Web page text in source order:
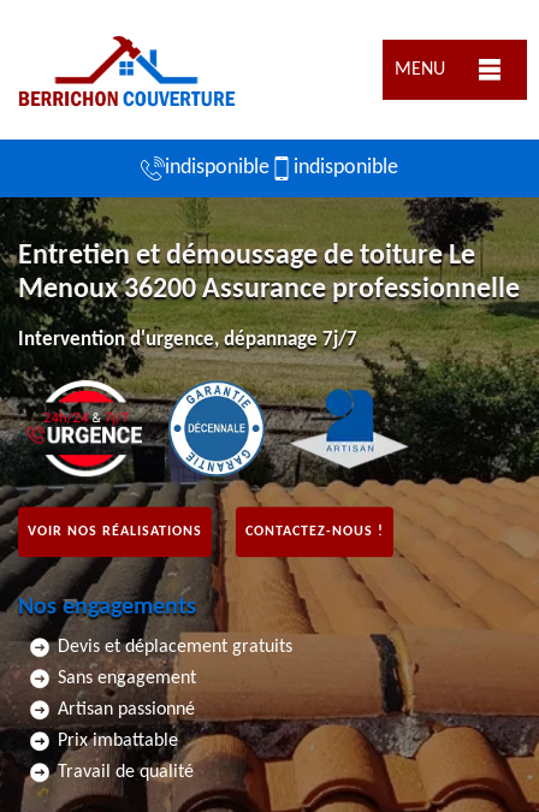
MENU
indisponible indisponible
Entretien et démoussage de toiture Le
Menoux 36200 Assurance professionnelle
Intervention d'urgence, dépannage 7j/7
VOIR NOS RÉALISATIONS CONTACTEZ-NOUS !
Nos engagements
Devis et déplacement gratuits
Sans engagement
Artisan passionné
Prix imbattable
Travail de qualité